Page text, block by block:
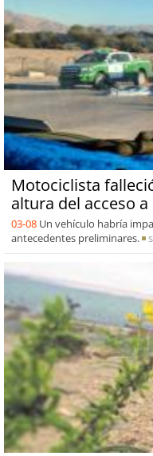
Motociclista
altura del acceso
03-08 Un vehículo habría
antecedentes preliminares.